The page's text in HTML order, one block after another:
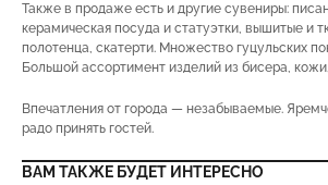
Также в продаже есть и другие сувениры:
керамическая посуда и статуэтки, вышитые и
полотенца, скатерти. Множество гуцульских
Большой ассортимент изделий из бисера,
Впечатления от города — незабываемые.
радо принять гостей.
ВАМ ТАКЖЕ БУДЕТ ИНТЕРЕСНО